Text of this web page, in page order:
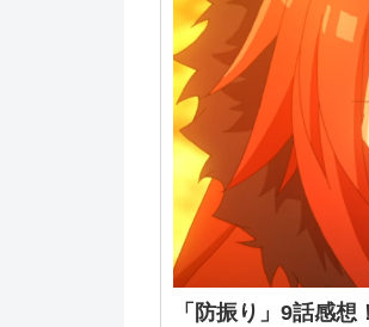
「防振り」9話感